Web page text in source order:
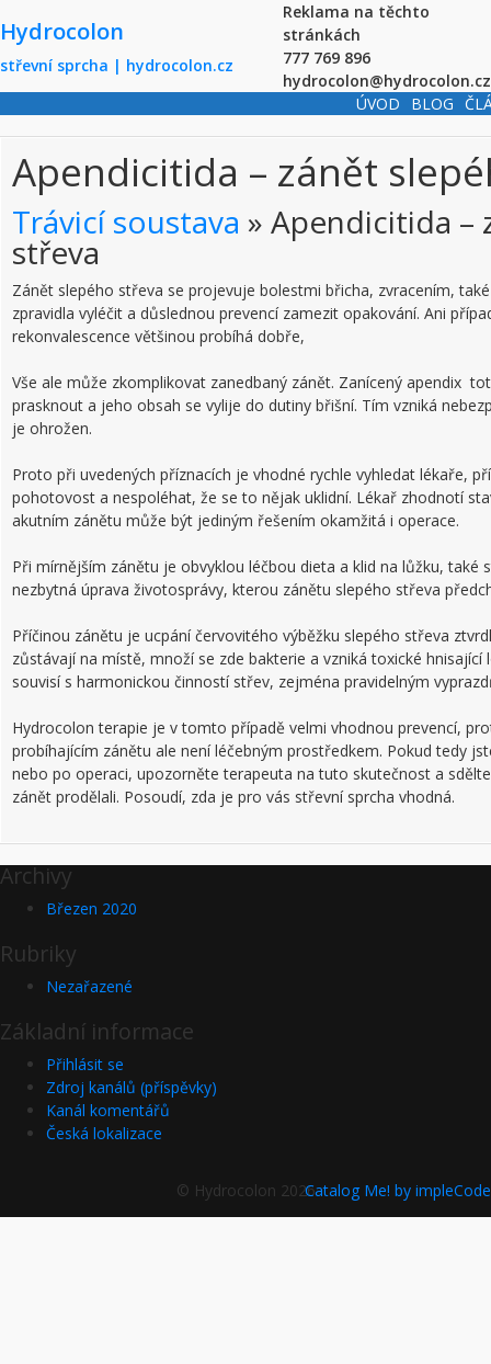
Hydrocolon
střevní sprcha | hydrocolon.cz
Reklama na těchto
stránkách
777 769 896
hydrocolon@hydrocolon.cz
ÚVOD
BLOG
Apendicitida – zánět
Trávicí soustava » Apendicitida –
střeva
Zánět slepého střeva se projevuje bolestmi břicha, zvracením,
zpravidla vyléčit a důslednou prevencí zamezit opakování. Ani
rekonvalescence většinou probíhá dobře,
Vše ale může zkomplikovat zanedbaný zánět. Zanícený apendix
prasknout a jeho obsah se vylije do dutiny břišní. Tím vzniká
je ohrožen.
Proto při uvedených příznacích je vhodné rychle vyhledat lékaře,
pohotovost a nespoléhat, že se to nějak uklidní. Lékař zhodnotí
akutním zánětu může být jediným řešením okamžitá i operace.
Při mírnějším zánětu je obvyklou léčbou dieta a klid na lůžku, také
nezbytná úprava životosprávy, kterou zánětu slepého střeva
Příčinou zánětu je ucpání červovitého výběžku slepého střeva
zůstávají na místě, množí se zde bakterie a vzniká toxické
souvisí s harmonickou činností střev, zejména pravidelným
Hydrocolon terapie je v tomto případě velmi vhodnou prevencí,
probíhajícím zánětu ale není léčebným prostředkem. Pokud tedy
nebo po operaci, upozorněte terapeuta na tuto skutečnost a
zánět prodělali. Posoudí, zda je pro vás střevní sprcha vhodná.
Archivy
Březen 2020
Rubriky
Nezařazené
Základní informace
Přihlásit se
Zdroj kanálů (příspěvky)
Kanál komentářů
Česká lokalizace
© Hydrocolon 2026Catalog Me! by impleCode